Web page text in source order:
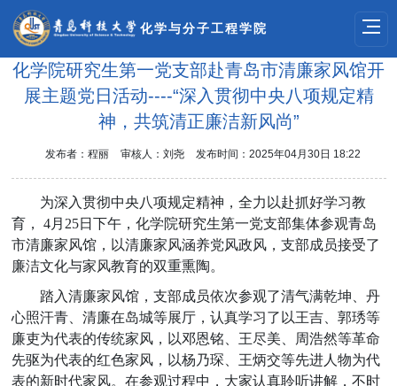
化学与分子工程学院
化学院研究生第一党支部赴青岛市清廉家风馆开
展主题党日活动----“深入贯彻中央八项规定精
神，共筑清正廉洁新风尚”
发布者：程丽 审核人：刘尧 发布时间：2025年04月30日 18:22
为深入贯彻中央八项规定精神，全力以赴抓好学习教
育， 4月25日下午，化学院研究生第一党支部集体参观青岛
市清廉家风馆，以清廉家风涵养党风政风，支部成员接受了
廉洁文化与家风教育的双重熏陶。
踏入清廉家风馆，支部成员依次参观了清气满乾坤、丹
心照汗青、清廉在岛城等展厅，认真学习了以王吉、郭琇等
廉吏为代表的传统家风，以邓恩铭、王尽美、周浩然等革命
先驱为代表的红色家风，以杨乃琛、王炳交等先进人物为代
表的新时代家风。在参观过程中，大家认真聆听讲解，不时